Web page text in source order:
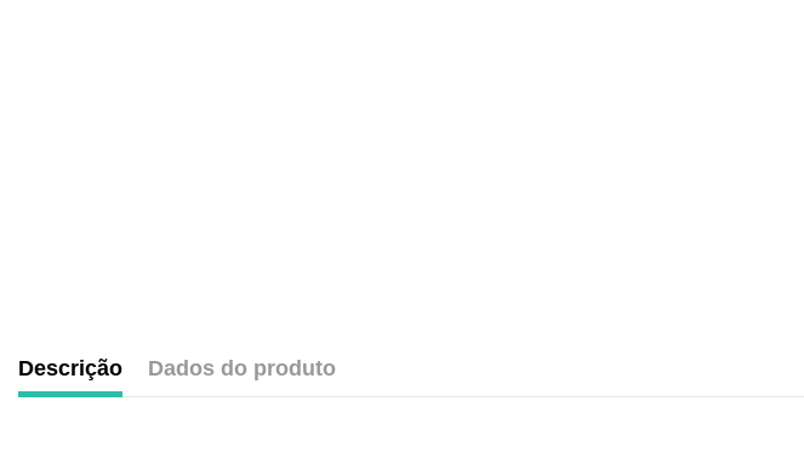
Descrição Dados do produto